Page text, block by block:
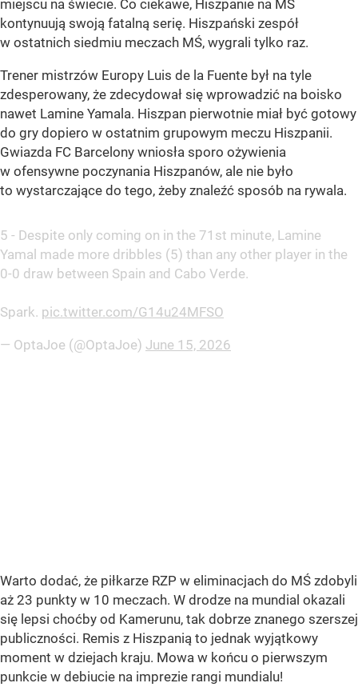
miejscu na świecie. Co ciekawe, Hiszpanie na MŚ
kontynuują swoją fatalną serię. Hiszpański zespół
w ostatnich siedmiu meczach MŚ, wygrali tylko raz.
Trener mistrzów Europy Luis de la Fuente był na tyle
zdesperowany, że zdecydował się wprowadzić na boisko
nawet Lamine Yamala. Hiszpan pierwotnie miał być gotowy
do gry dopiero w ostatnim grupowym meczu Hiszpanii.
Gwiazda FC Barcelony wniosła sporo ożywienia
w ofensywne poczynania Hiszpanów, ale nie było
to wystarczające do tego, żeby znaleźć sposób na rywala.
5 - Despite only coming on in the 71st minute, Lamine
Yamal made more dribbles (5) than any other player in the
0-0 draw between Spain and Cabo Verde.
Spark. pic.twitter.com/G14u24MFSO
— OptaJoe (@OptaJoe) June 15, 2026
Warto dodać, że piłkarze RZP w eliminacjach do MŚ zdobyli
aż 23 punkty w 10 meczach. W drodze na mundial okazali
się lepsi choćby od Kamerunu, tak dobrze znanego szerszej
publiczności. Remis z Hiszpanią to jednak wyjątkowy
moment w dziejach kraju. Mowa w końcu o pierwszym
punkcie w debiucie na imprezie rangi mundialu!